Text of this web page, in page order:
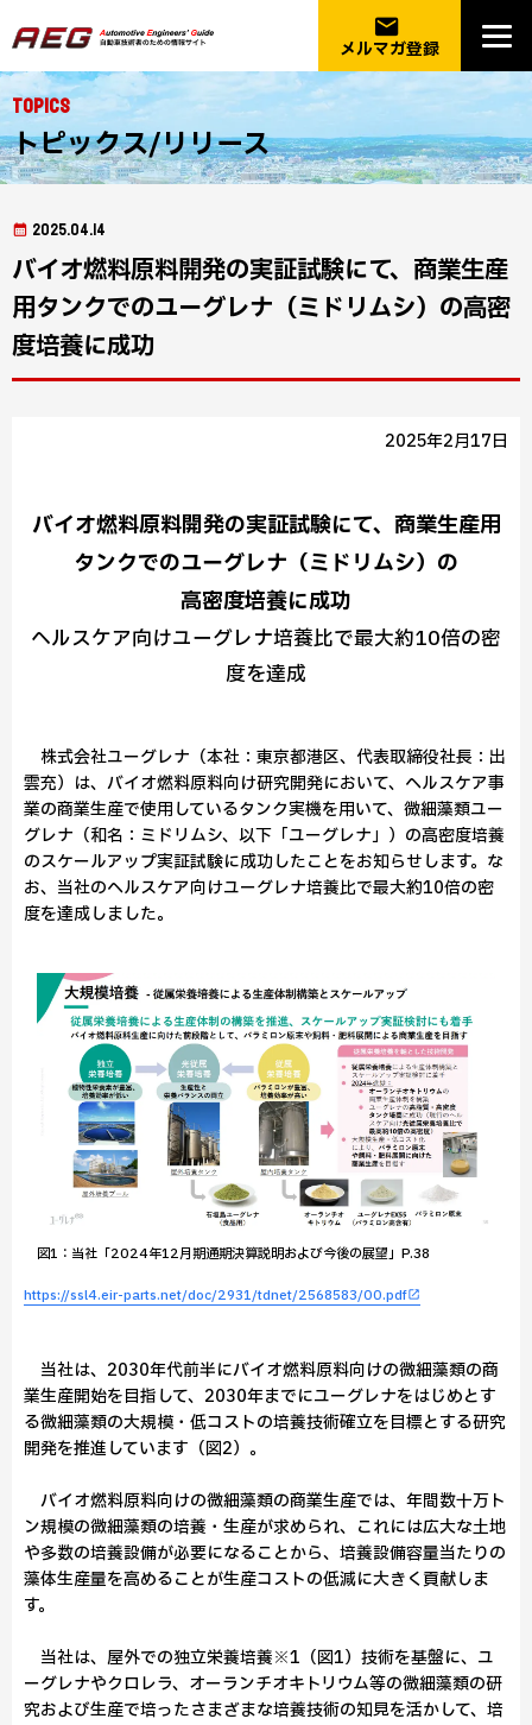
email
メルマガ登録
Topics
トピックス/リリース
2025.04.14
バイオ燃料原料開発の実証試験にて、商業生産
用タンクでのユーグレナ（ミドリムシ）の高密
度培養に成功
2025年2月17日
バイオ燃料原料開発の実証試験にて、商業生産用
タンクでのユーグレナ（ミドリムシ）の
高密度培養に成功
ヘルスケア向けユーグレナ培養比で最大約10倍の密
度を達成
株式会社ユーグレナ（本社：東京都港区、代表取締役社長：出
雲充）は、バイオ燃料原料向け研究開発において、ヘルスケア事
業の商業生産で使用しているタンク実機を用いて、微細藻類ユー
グレナ（和名：ミドリムシ、以下「ユーグレナ」）の高密度培養
のスケールアップ実証試験に成功したことをお知らせします。な
お、当社のヘルスケア向けユーグレナ培養比で最大約10倍の密
度を達成しました。
図1：当社「2024年12月期通期決算説明および今後の展望」P.38
https://ssl4.eir-parts.net/doc/2931/tdnet/2568583/00.pdf
当社は、2030年代前半にバイオ燃料原料向けの微細藻類の商
業生産開始を目指して、2030年までにユーグレナをはじめとす
る微細藻類の大規模・低コストの培養技術確立を目標とする研究
開発を推進しています（図2）。
バイオ燃料原料向けの微細藻類の商業生産では、年間数十万ト
ン規模の微細藻類の培養・生産が求められ、これには広大な土地
や多数の培養設備が必要になることから、培養設備容量当たりの
藻体生産量を高めることが生産コストの低減に大きく貢献しま
す。
当社は、屋外での独立栄養培養※1（図1）技術を基盤に、ユ
ーグレナやクロレラ、オーランチオキトリウム等の微細藻類の研
究および生産で培ったさまざまな培養技術の知見を活かして、培